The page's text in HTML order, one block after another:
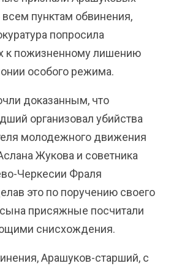
пунктам обвинения,
попросила
к пожизненному лишению
особого режима.
доказанным, что
организовал убийства
молодежного движения
Жукова и советника
Черкесии Фраля
это по поручению своего
сына присяжные посчитали
снисхождения.
Арашуков-старший, с